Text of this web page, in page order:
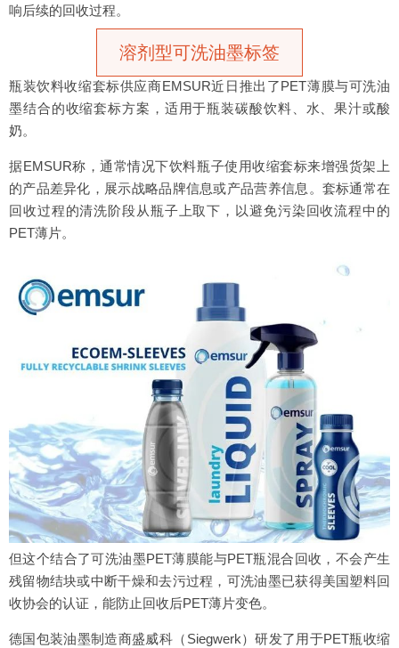
响后续的回收过程。
溶剂型可洗油墨标签
瓶装饮料收缩套标供应商EMSUR近日推出了PET薄膜与可洗油
墨结合的收缩套标方案，适用于瓶装碳酸饮料、水、果汁或酸
奶。
据EMSUR称，通常情况下饮料瓶子使用收缩套标来增强货架上
的产品差异化，展示战略品牌信息或产品营养信息。套标通常在
回收过程的清洗阶段从瓶子上取下，以避免污染回收流程中的
PET薄片。
但这个结合了可洗油墨PET薄膜能与PET瓶混合回收，不会产生
残留物结块或中断干燥和去污过程，可洗油墨已获得美国塑料回
收协会的认证，能防止回收后PET薄片变色。
德国包装油墨制造商盛威科（Siegwerk）研发了用于PET瓶收缩